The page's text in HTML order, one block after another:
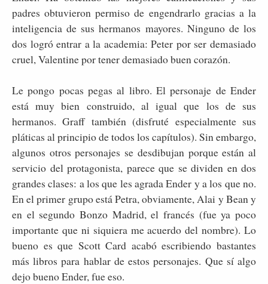
padres obtuvieron permiso de engendrarlo gracias a la
inteligencia de sus hermanos mayores. Ninguno de los
dos logró entrar a la academia: Peter por ser demasiado
cruel, Valentine por tener demasiado buen corazón.
Le pongo pocas pegas al libro. El personaje de Ender
está muy bien construido, al igual que los de sus
hermanos. Graff también (disfruté especialmente sus
pláticas al principio de todos los capítulos). Sin embargo,
algunos otros personajes se desdibujan porque están al
servicio del protagonista, parece que se dividen en dos
grandes clases: a los que les agrada Ender y a los que no.
En el primer grupo está Petra, obviamente, Alai y Bean y
en el segundo Bonzo Madrid, el francés (fue ya poco
importante que ni siquiera me acuerdo del nombre). Lo
bueno es que Scott Card acabó escribiendo bastantes
más libros para hablar de estos personajes. Que sí algo
dejo bueno Ender, fue eso.